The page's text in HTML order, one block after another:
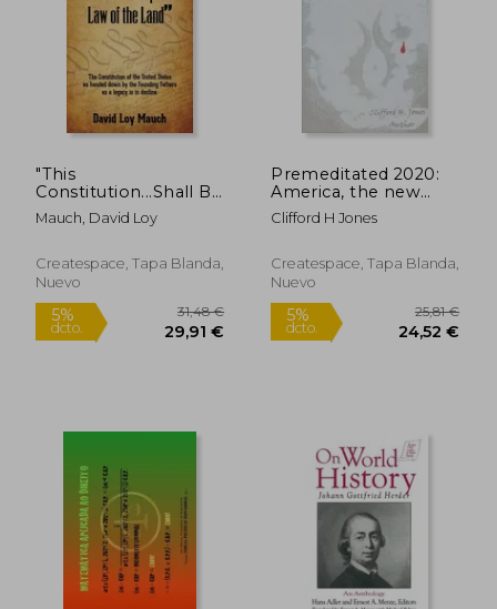
"This
Constitution...Shall Be
the Supreme Law of
the Land": The
United States as
handed down by the
legacy i (en Inglés)
Mauch, David Loy
Createspace, Tapa Blanda,
Nuevo
Premeditated 2020:
America, the new
beginning. (The
supreme 13) (Volume
Clifford H Jones
Createspace, Tapa Blanda,
Nuevo